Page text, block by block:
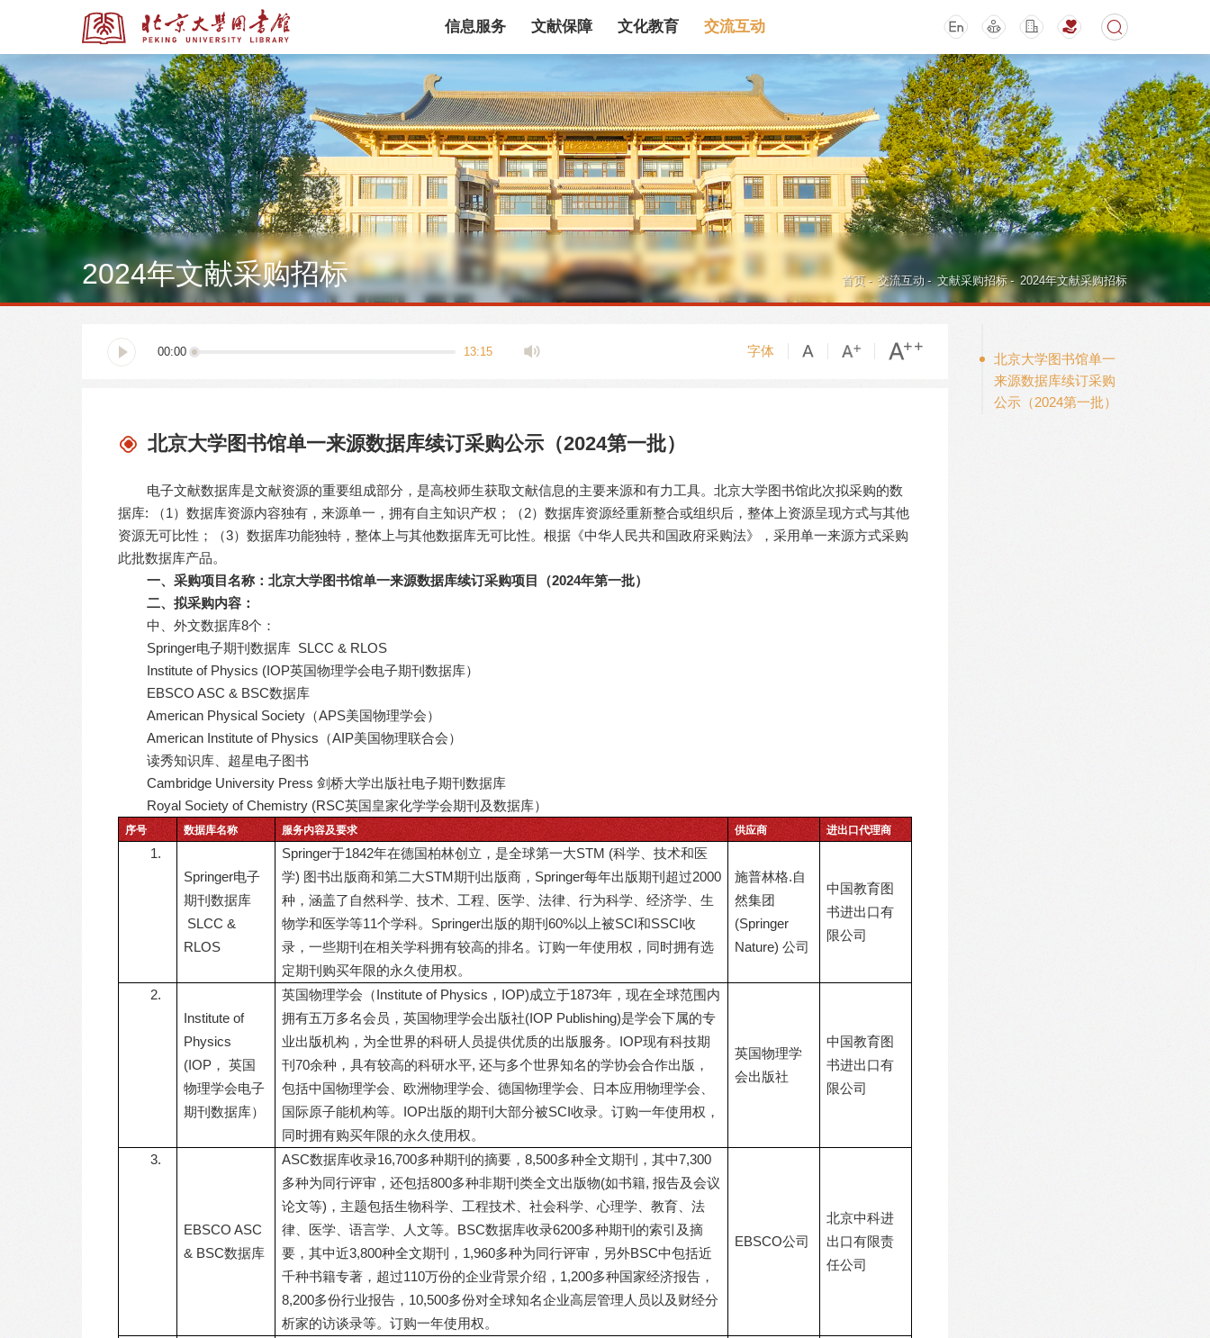
全部资源
全部资源 馆藏目录 论文、书、报告 数据库 电子图书和电子期刊
多媒体资源 机构知识库 馆际互借 新书通报 专利数据 活动讲座
信息服务 文献保障 文化教育 交流互动
首页 - 交流互动 - 文献采购招标 - 2024年文献采购招标
2024年文献采购招标
北京大学图书馆单一
来源数据库续订采购
公示（2024第一批）
00:00 13:15 字体
北京大学图书馆单一来源数据库续订采购公示（2024第一批）
电子文献数据库是文献资源的重要组成部分，是高校师生获取文献信息的主要来源和有力工具。北京大学图书馆此次拟采购的数
据库: （1）数据库资源内容独有，来源单一，拥有自主知识产权；（2）数据库资源经重新整合或组织后，整体上资源呈现方式与其他
资源无可比性；（3）数据库功能独特，整体上与其他数据库无可比性。根据《中华人民共和国政府采购法》，采用单一来源方式采购
此批数据库产品。
一、采购项目名称：北京大学图书馆单一来源数据库续订采购项目（2024年第一批）
二、拟采购内容：
中、外文数据库8个：
Springer电子期刊数据库 SLCC & RLOS
Institute of Physics (IOP英国物理学会电子期刊数据库）
EBSCO ASC & BSC数据库
American Physical Society （APS美国物理学会）
American Institute of Physics （AIP美国物理联合会）
读秀知识库、超星电子图书
Cambridge University Press 剑桥大学出版社电子期刊数据库
Royal Society of Chemistry (RSC英国皇家化学学会期刊及数据库）
序号 数据库名称 服务内容及要求 供应商 进出口代理商
1.
Springer电子
期刊数据库
SLCC &
RLOS
Springer于1842年在德国柏林创立，是全球第一大STM (科学、技术和医
学) 图书出版商和第二大STM期刊出版商，Springer每年出版期刊超过2000
种，涵盖了自然科学、技术、工程、医学、法律、行为科学、经济学、生
物学和医学等11个学科。Springer出版的期刊60%以上被SCI和SSCI收
录，一些期刊在相关学科拥有较高的排名。订购一年使用权，同时拥有选
定期刊购买年限的永久使用权。
施普林格.自
然集团
(Springer
Nature) 公司
中国教育图
书进出口有
限公司
2.
Institute of
Physics
(IOP， 英国
物理学会电子
期刊数据库）
英国物理学会（Institute of Physics，IOP)成立于1873年，现在全球范围内
拥有五万多名会员，英国物理学会出版社(IOP Publishing)是学会下属的专
业出版机构，为全世界的科研人员提供优质的出版服务。IOP现有科技期
刊70余种，具有较高的科研水平, 还与多个世界知名的学协会合作出版，
包括中国物理学会、欧洲物理学会、德国物理学会、日本应用物理学会、
国际原子能机构等。IOP出版的期刊大部分被SCI收录。订购一年使用权，
同时拥有购买年限的永久使用权。
英国物理学
会出版社
中国教育图
书进出口有
限公司
3.
EBSCO ASC
& BSC数据库
ASC数据库收录16,700多种期刊的摘要，8,500多种全文期刊，其中7,300
多种为同行评审，还包括800多种非期刊类全文出版物(如书籍, 报告及会议
论文等)，主题包括生物科学、工程技术、社会科学、心理学、教育、法
律、医学、语言学、人文等。BSC数据库收录6200多种期刊的索引及摘
要，其中近3,800种全文期刊，1,960多种为同行评审，另外BSC中包括近
千种书籍专著，超过110万份的企业背景介绍，1,200多种国家经济报告，
8,200多份行业报告，10,500多份对全球知名企业高层管理人员以及财经分
析家的访谈录等。订购一年使用权。
EBSCO公司
北京中科进
出口有限责
任公司